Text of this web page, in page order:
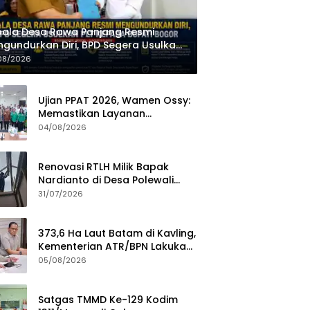
Desa Rawa Panjang Resmi
Diri, BPD Segera Usulkan
kepada Bupati Bogor
2026
Ujian PPAT 2026, Wamen Ossy:
Memastikan Layanan
Pertanahan dari PPAT yang
04/08/2026
Renovasi RTLH Milik Bapak
Nardianto di Desa Polewali
Memasuki Tahap Pemasangan
31/07/2026
373,6 Ha Laut Batam di Kavling,
Kementerian ATR/BPN Lakukan
Investigasi
05/08/2026
Satgas TMMD Ke-129 Kodim